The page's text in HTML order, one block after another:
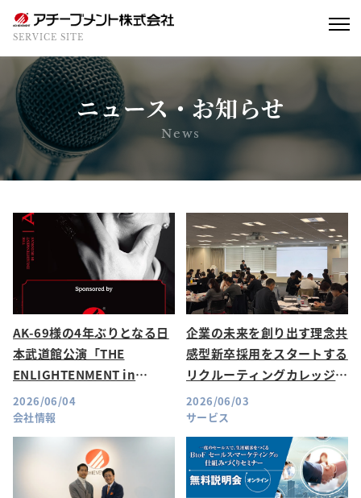
SERVICE SITE
ニュース・お知らせ
News
AK-69様の4年ぶりとなる日
本武道館公演「THE
ENLIGHTENMENT in
BUDOKAN」を応援してい
ます！
会社情報
2026/06/04
企業の未来を創り出す理念共
感型新卒採用をスタートする
リクルーティングカレッジ
15期が開催！
サービス
2026/06/03